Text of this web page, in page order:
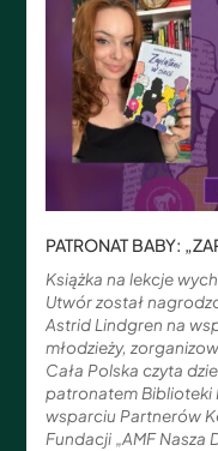
PATRONAT BABY:
Książka na lekcje
Utwór został
Astrid Lindgren na
młodzieży,
Cała Polska czyta
patronatem Biblioteki
wsparciu Partnerów
Fundacji „AMF Nasza